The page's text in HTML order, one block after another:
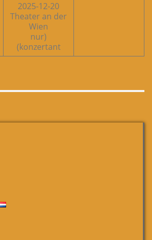
2025-12-20
Theater an der
Wien
(nur
konzertant)